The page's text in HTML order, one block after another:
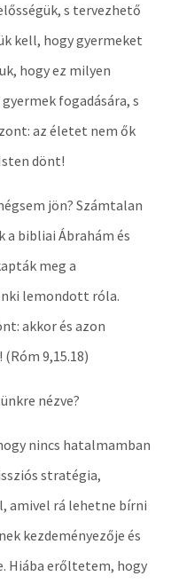
s tervezhető
kell, hogy gyermeket
hogy ez milyen
fogadására, s
az életet nem ők
dönt!
jön? Számtalan
a bibliai Ábrahám és
meg a
lemondott róla.
akkor és azon
9,15.18)
nézve?
nincs hatalmamban
stratégia,
amivel rá lehetne bírni
kezdeményezője és
Hiába erőltetem, hogy